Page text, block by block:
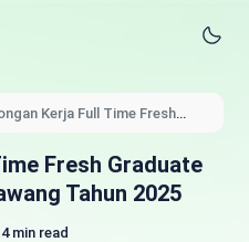
Kerja Full Time Fresh
Fresh Graduate
Tahun 2025
4 min read